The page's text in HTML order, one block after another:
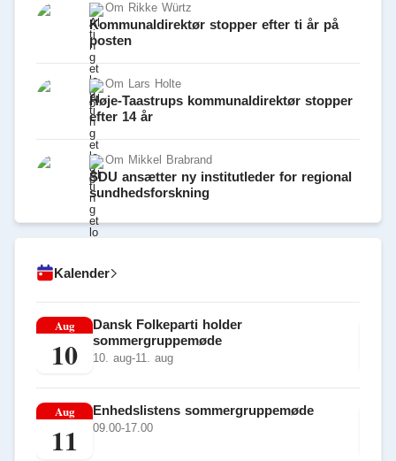
Om Rikke Würtz
Kommunaldirektør stopper efter ti år på
posten
Om Lars Holte
Høje-Taastrups kommunaldirektør stopper
efter 14 år
Om Mikkel Brabrand
SDU ansætter ny institutleder for regional
sundhedsforskning
Kalender
Aug
10
Dansk Folkeparti holder
sommergruppemøde
10. aug-11. aug
Aug
11
Enhedslistens sommergruppemøde
09.00-17.00